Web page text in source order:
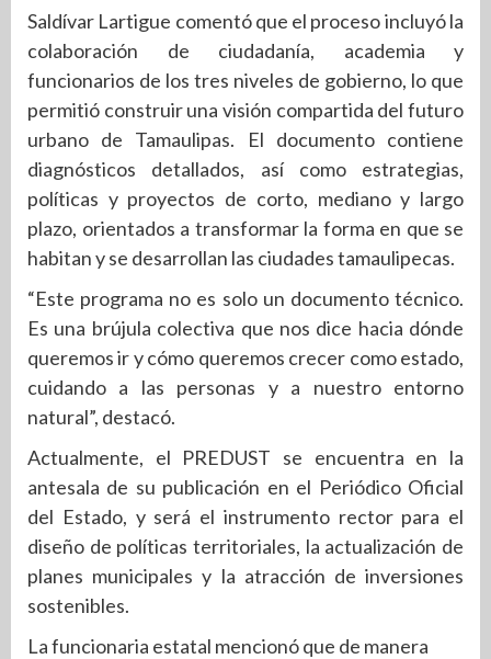
Saldívar Lartigue comentó que el proceso incluyó la
colaboración de ciudadanía, academia y
funcionarios de los tres niveles de gobierno, lo que
permitió construir una visión compartida del futuro
urbano de Tamaulipas. El documento contiene
diagnósticos detallados, así como estrategias,
políticas y proyectos de corto, mediano y largo
plazo, orientados a transformar la forma en que se
habitan y se desarrollan las ciudades tamaulipecas.
“Este programa no es solo un documento técnico.
Es una brújula colectiva que nos dice hacia dónde
queremos ir y cómo queremos crecer como estado,
cuidando a las personas y a nuestro entorno
natural”, destacó.
Actualmente, el PREDUST se encuentra en la
antesala de su publicación en el Periódico Oficial
del Estado, y será el instrumento rector para el
diseño de políticas territoriales, la actualización de
planes municipales y la atracción de inversiones
sostenibles.
La funcionaria estatal mencionó que de manera